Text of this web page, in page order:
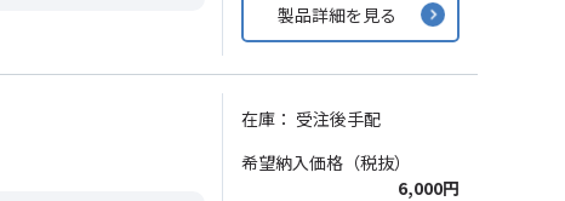
製品詳細を見る
在庫： 受注後手配
希望納入価格（税抜）
6,000円